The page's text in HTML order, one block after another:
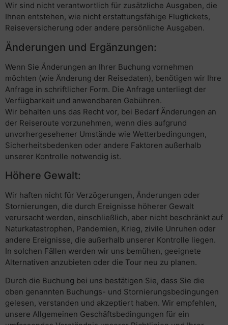
Wir sind nicht verantwortlich für zusätzliche Ausgaben, die
Ihnen entstehen, wie nicht erstattungsfähige Flugtickets,
Reiseversicherung oder andere persönliche Ausgaben.
Änderungen und Ergänzungen:
Wenn Sie Änderungen an Ihrer Buchung vornehmen
möchten (wie Änderung der Reisedaten), benötigen wir Ihre
Anfrage in schriftlicher Form. Die Anfrage unterliegt der
Verfügbarkeit und anwendbaren Gebühren.
Wir behalten uns das Recht vor, bei Bedarf Änderungen an
der Reiseroute vorzunehmen, wenn dies aufgrund
unvorhergesehener Umstände wie Wetterbedingungen,
Sicherheitsbedenken oder andere Faktoren außerhalb
unserer Kontrolle notwendig ist.
Höhere Gewalt:
Wir haften nicht für Verzögerungen, Änderungen oder
Stornierungen, die durch Ereignisse höherer Gewalt
verursacht werden, einschließlich, aber nicht beschränkt auf
Naturkatastrophen, Pandemien, Krieg, zivile Unruhen oder
andere Ereignisse, die außerhalb unserer Kontrolle liegen.
In solchen Fällen werden wir uns bemühen, geeignete
Alternativen anzubieten oder die Tour neu zu planen.
Durch die Buchung bei uns bestätigen Sie, dass Sie die
oben genannten Buchungs- und Stornierungsbedingungen
gelesen, verstanden und akzeptiert haben. Wir empfehlen,
unsere Allgemeinen Geschäftsbedingungen für ein